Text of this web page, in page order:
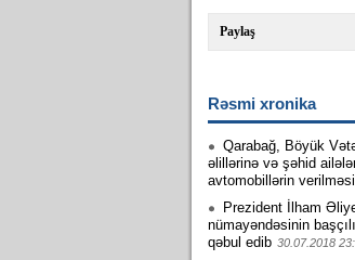
Paylaş
Rəsmi xronika
Qarabağ, Böyük
əlillərinə və şəhid
avtomobillərin
Prezident İlham
nümayəndəsinin
qəbul edib 30.07.2018